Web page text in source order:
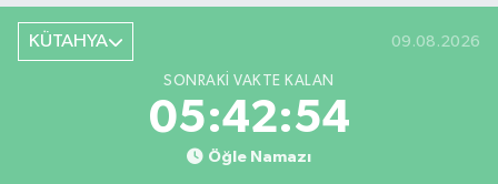
KÜTAHYA 09.08.2026
SONRAKI VAKTE KALAN
05:42:53
Öğle Namazı